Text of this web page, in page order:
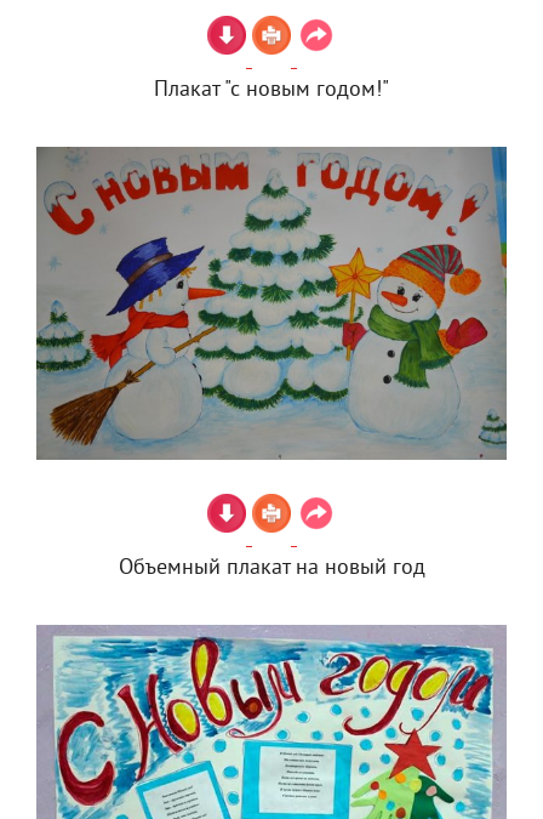
Плакат "с новым годом!"
Объемный плакат на новый год